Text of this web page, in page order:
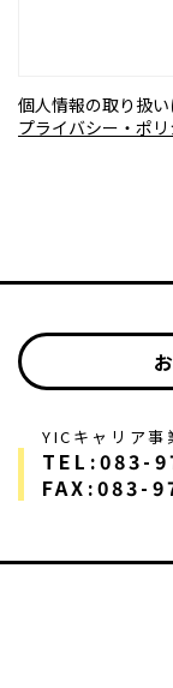
個人情報の取り扱い
プライバシー・ポ
YICキャリア事
TEL:083-
FAX:083-